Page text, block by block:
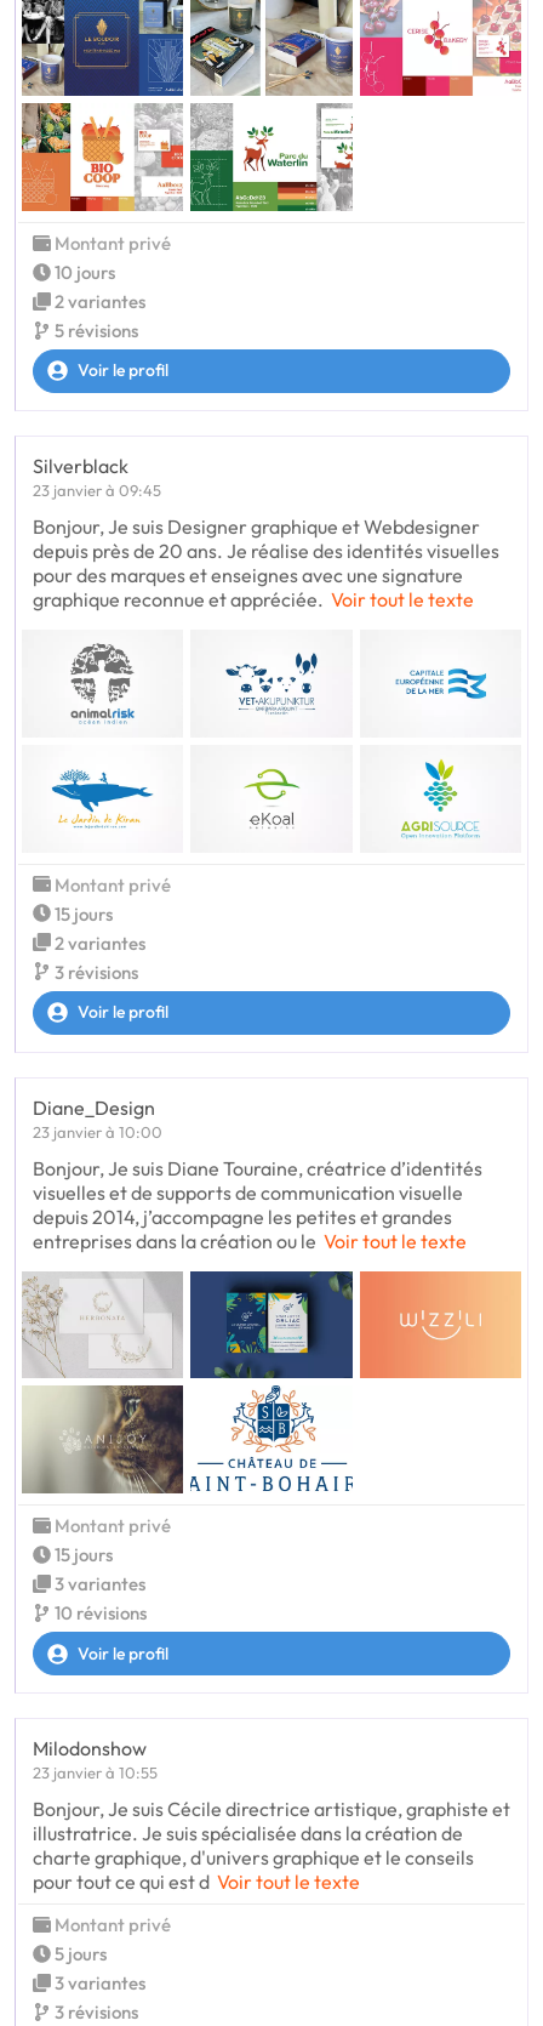
Montant privé
10 jours
2 variantes
5 révisions
Voir le profil
Silverblack
23 janvier à 09:45
Bonjour, Je suis Designer graphique et Webdesigner
depuis près de 20 ans. Je réalise des identités visuelles
pour des marques et enseignes avec une signature
graphique reconnue et appréciée. Voir tout le texte
Montant privé
15 jours
2 variantes
3 révisions
Voir le profil
Diane_Design
23 janvier à 10:00
Bonjour, Je suis Diane Touraine, créatrice d’identités
visuelles et de supports de communication visuelle
depuis 2014, j’accompagne les petites et grandes
entreprises dans la création ou le Voir tout le texte
Montant privé
15 jours
3 variantes
10 révisions
Voir le profil
Milodonshow
23 janvier à 10:55
Bonjour, Je suis Cécile directrice artistique, graphiste et
illustratrice. Je suis spécialisée dans la création de
charte graphique, d'univers graphique et le conseils
pour tout ce qui est d Voir tout le texte
Montant privé
5 jours
3 variantes
3 révisions